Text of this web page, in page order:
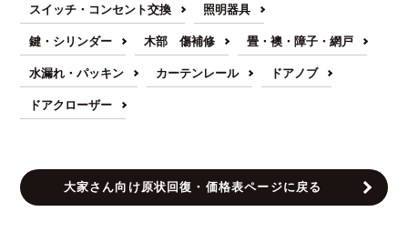
スイッチ・コンセント交換 照明器具
鍵・シリンダー 木部 傷補修 畳・襖・障子・網戸
水漏れ・パッキン カーテンレール ドアノブ
ドアクローザー
大家さん向け原状回復・価格表ページに戻る